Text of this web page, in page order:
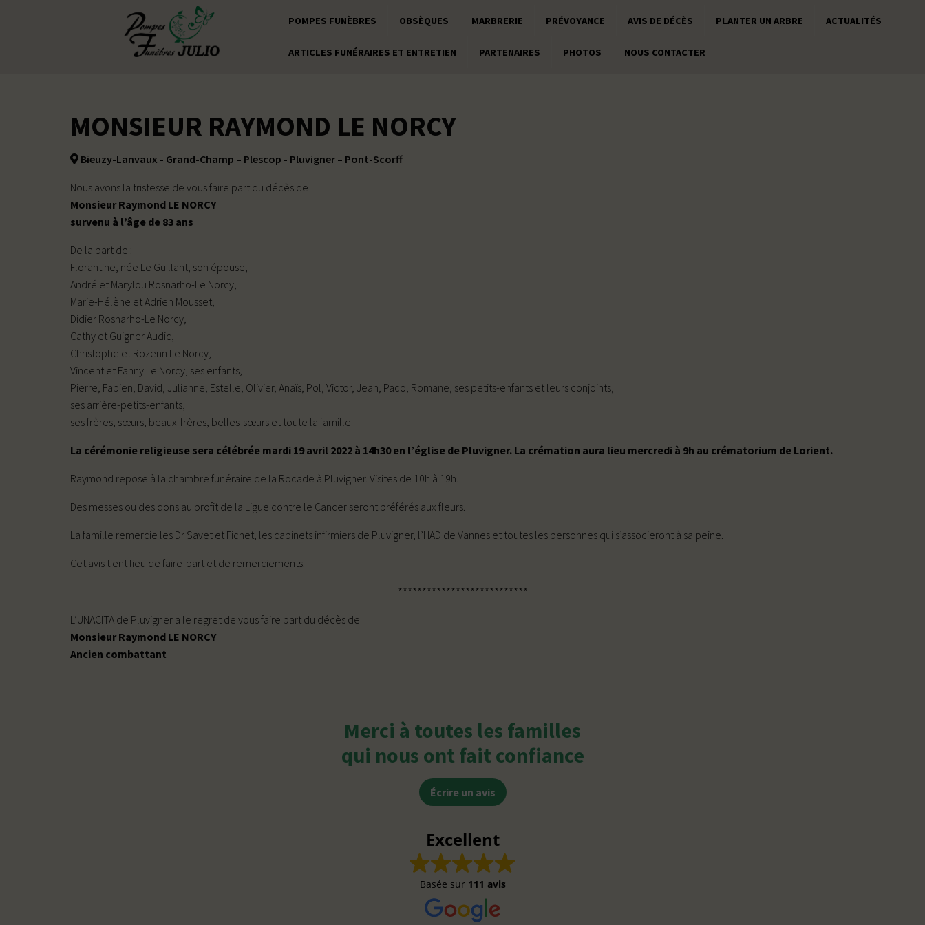
POMPES FUNÈBRES OBSÈQUES MARBRERIE PRÉVOYANCE AVIS DE DÉCÈS PLANTER UN ARBRE ACTUALITÉS
ARTICLES FUNÉRAIRES ET ENTRETIEN PARTENAIRES PHOTOS NOUS CONTACTER
MONSIEUR RAYMOND LE NORCY
Bieuzy-Lanvaux - Grand-Champ – Plescop - Pluvigner – Pont-Scorff
Nous avons la tristesse de vous faire part du décès de
Monsieur Raymond LE NORCY
survenu à l’âge de 83 ans
De la part de :
Florantine, née Le Guillant, son épouse,
André et Marylou Rosnarho-Le Norcy,
Marie-Hélène et Adrien Mousset,
Didier Rosnarho-Le Norcy,
Cathy et Guigner Audic,
Christophe et Rozenn Le Norcy,
Vincent et Fanny Le Norcy, ses enfants,
Pierre, Fabien, David, Julianne, Estelle, Olivier, Anaïs, Pol, Victor, Jean, Paco, Romane, ses petits-enfants et leurs conjoints,
ses arrière-petits-enfants,
ses frères, sœurs, beaux-frères, belles-sœurs et toute la famille
La cérémonie religieuse sera célébrée mardi 19 avril 2022 à 14h30 en l’église de Pluvigner. La crémation aura lieu mercredi à 9h au crématorium de Lorient.
Raymond repose à la chambre funéraire de la Rocade à Pluvigner. Visites de 10h à 19h.
Des messes ou des dons au profit de la Ligue contre le Cancer seront préférés aux fleurs.
La famille remercie les Dr Savet et Fichet, les cabinets infirmiers de Pluvigner, l’HAD de Vannes et toutes les personnes qui s’associeront à sa peine.
Cet avis tient lieu de faire-part et de remerciements.
***************************
L’UNACITA de Pluvigner a le regret de vous faire part du décès de
Monsieur Raymond LE NORCY
Ancien combattant
Merci à toutes les familles
qui nous ont fait confiance
Écrire un avis
Excellent
Basée sur 111 avis